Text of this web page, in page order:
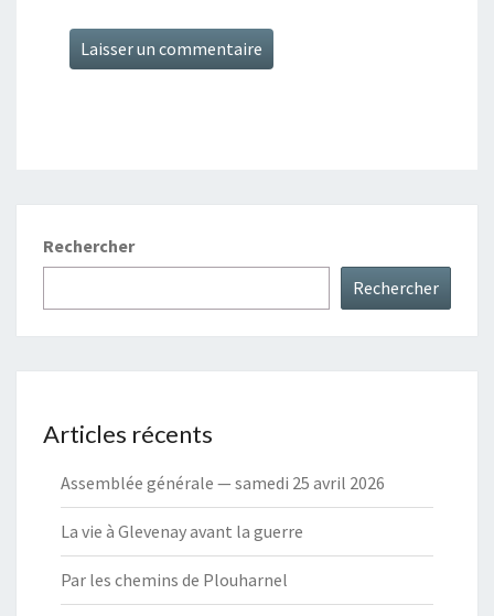
Rechercher
Rechercher
Articles récents
Assemblée générale — samedi 25 avril 2026
La vie à Glevenay avant la guerre
Par les chemins de Plouharnel